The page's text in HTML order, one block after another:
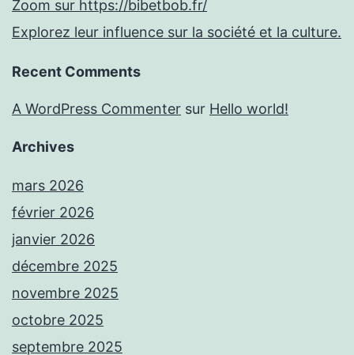
Zoom sur https://bibetbob.fr/
Explorez leur influence sur la société et la culture.
Recent Comments
A WordPress Commenter sur Hello world!
Archives
mars 2026
février 2026
janvier 2026
décembre 2025
novembre 2025
octobre 2025
septembre 2025